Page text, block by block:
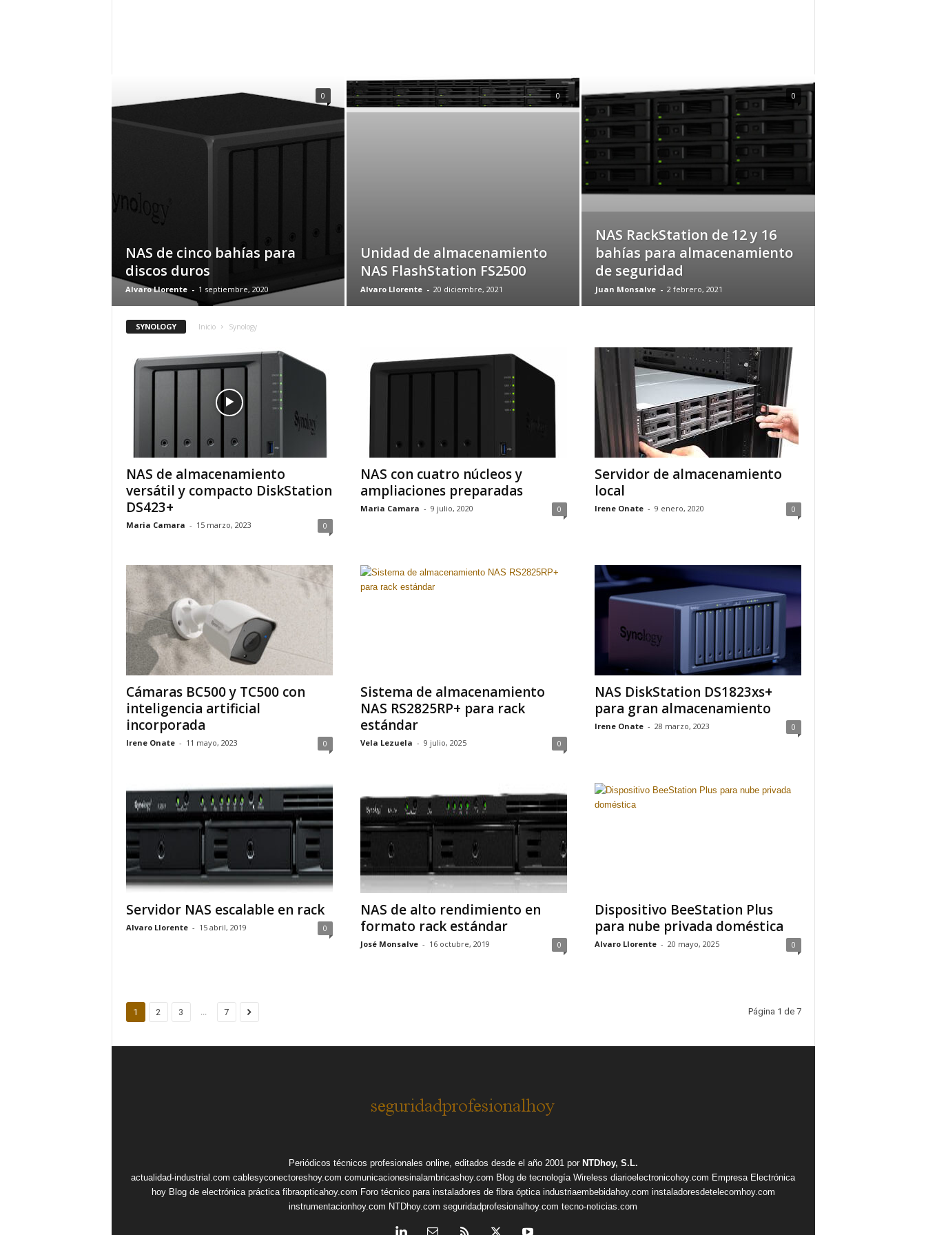
NAS de cinco bahías para
discos duros
Alvaro Llorente - 1 septiembre, 2020
0
Unidad de almacenamiento
NAS FlashStation FS2500
Alvaro Llorente - 20 diciembre, 2021
0
NAS RackStation de 12 y 16
bahías para almacenamiento
de seguridad
Juan Monsalve - 2 febrero, 2021
0
SYNOLOGY Inicio Synology
NAS de almacenamiento
versátil y compacto DiskStation
DS423+
Maria Camara - 15 marzo, 2023 0
NAS con cuatro núcleos y
ampliaciones preparadas
Maria Camara - 9 julio, 2020 0
Servidor de almacenamiento
local
Irene Onate - 9 enero, 2020 0
Cámaras BC500 y TC500 con
inteligencia artificial
incorporada
Irene Onate - 11 mayo, 2023 0
Sistema de almacenamiento
NAS RS2825RP+ para rack
estándar
Vela Lezuela - 9 julio, 2025 0
NAS DiskStation DS1823xs+
para gran almacenamiento
Irene Onate - 28 marzo, 2023 0
Servidor NAS escalable en rack
Alvaro Llorente - 15 abril, 2019 0
NAS de alto rendimiento en
formato rack estándar
José Monsalve - 16 octubre, 2019 0
Dispositivo BeeStation Plus
para nube privada doméstica
Alvaro Llorente - 20 mayo, 2025 0
1 2 3 ... 7 Página 1 de 7
Periódicos técnicos profesionales online, editados desde el año 2001 por NTDhoy, S.L.
actualidad-industrial.com cablesyconectoreshoy.com comunicacionesinalambricashoy.com Blog de tecnología Wireless diarioelectronicohoy.com Empresa Electrónica
hoy Blog de electrónica práctica fibraopticahoy.com Foro técnico para instaladores de fibra óptica industriaembebidahoy.com instaladoresdetelecomhoy.com
instrumentacionhoy.com NTDhoy.com seguridadprofesionalhoy.com tecno-noticias.com